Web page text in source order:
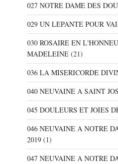
027 NOTRE DAME DES
029 UN LEPANTE POUR
030 ROSAIRE EN
MADELEINE(21)
036 LA MISERICORDE
040 NEUVAINE A SAINT
045 DOULEURS ET JOIES
046 NEUVAINE A NOTRE
2019(1)
047 NEUVAINE A NOTRE